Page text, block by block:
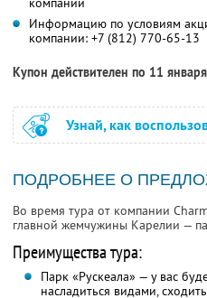
Информацию по условиям
компании: +7 (812) 770-65-13
Купон действителен по 11
Узнай, как
ПОДРОБНЕЕ О
Во время тура от компании
главной жемчужины Карелии —
Преимущества тура:
Парк «Рускеала» — у вас
насладиться видами,